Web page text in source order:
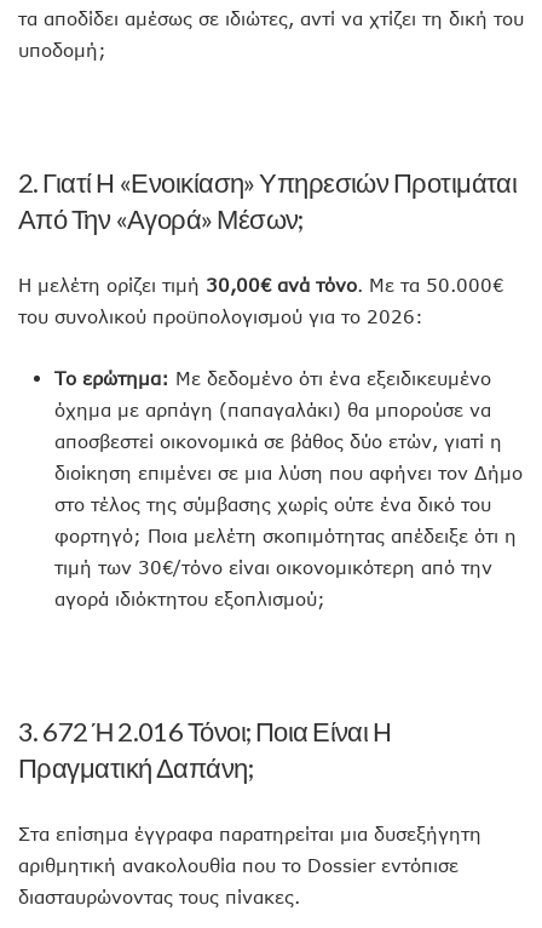
τα αποδίδει αμέσως σε ιδιώτες, αντί να χτίζει τη δική του
υποδομή;
2. Γιατί Η «ενοικίαση» Υπηρεσιών Προτιμάται
Από Την «αγορά» Μέσων;
Η μελέτη ορίζει τιμή 30,00€ ανά τόνο. Με τα 50.000€
του συνολικού προϋπολογισμού για το 2026:
Το ερώτημα: Με δεδομένο ότι ένα εξειδικευμένο
όχημα με αρπάγη (παπαγαλάκι) θα μπορούσε να
αποσβεστεί οικονομικά σε βάθος δύο ετών, γιατί η
διοίκηση επιμένει σε μια λύση που αφήνει τον Δήμο
στο τέλος της σύμβασης χωρίς ούτε ένα δικό του
φορτηγό; Ποια μελέτη σκοπιμότητας απέδειξε ότι η
τιμή των 30€/τόνο είναι οικονομικότερη από την
αγορά ιδιόκτητου εξοπλισμού;
3. 672 Ή 2.016 Τόνοι; Ποια Είναι Η
Πραγματική Δαπάνη;
Στα επίσημα έγγραφα παρατηρείται μια δυσεξήγητη
αριθμητική ανακολουθία που το Dossier εντόπισε
διασταυρώνοντας τους πίνακες.